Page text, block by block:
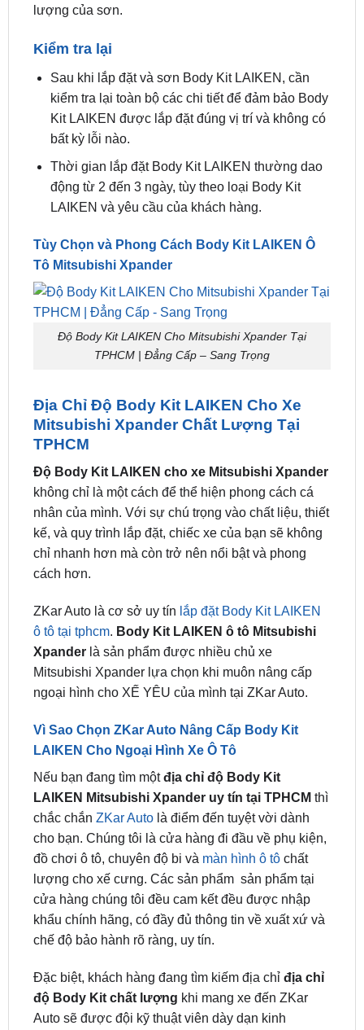
lượng của sơn.
Kiểm tra lại
Sau khi lắp đặt và sơn Body Kit LAIKEN, cần
kiểm tra lại toàn bộ các chi tiết để đảm bảo Body
Kit LAIKEN được lắp đặt đúng vị trí và không có
bất kỳ lỗi nào.
Thời gian lắp đặt Body Kit LAIKEN thường dao
động từ 2 đến 3 ngày, tùy theo loại Body Kit
LAIKEN và yêu cầu của khách hàng.
Tùy Chọn và Phong Cách Body Kit LAIKEN Ô
Tô Mitsubishi Xpander
Độ Body Kit LAIKEN Cho Mitsubishi Xpander Tại
TPHCM | Đẳng Cấp – Sang Trọng
Địa Chỉ Độ Body Kit LAIKEN Cho Xe
Mitsubishi Xpander Chất Lượng Tại
TPHCM
Độ Body Kit LAIKEN cho xe Mitsubishi Xpander
không chỉ là một cách để thể hiện phong cách cá
nhân của mình. Với sự chú trọng vào chất liệu, thiết
kế, và quy trình lắp đặt, chiếc xe của bạn sẽ không
chỉ nhanh hơn mà còn trở nên nổi bật và phong
cách hơn.
ZKar Auto là cơ sở uy tín lắp đặt Body Kit LAIKEN
ô tô tại tphcm. Body Kit LAIKEN ô tô Mitsubishi
Xpanderlà sản phẩm được nhiều chủ xe
Mitsubishi Xpander lựa chọn khi muôn nâng cấp
ngoại hình cho XẾ YÊU của mình tại ZKar Auto.
Vì Sao Chọn ZKar Auto Nâng Cấp Body Kit
LAIKEN Cho Ngoại Hình Xe Ô Tô
Nếu bạn đang tìm mộtđịa chỉ độ Body Kit
LAIKEN Mitsubishi Xpander uy tín tại TPHCM thì
chắc chắn ZKar Autolà điểm đến tuyệt vời dành
cho bạn. Chúng tôi là cửa hàng đi đầu về phụ kiện,
đồ chơi ô tô, chuyên độ bi và màn hình ô tôchất
lượng cho xế cưng. Các sản phẩm sản phẩm tại
cửa hàng chúng tôi đều cam kết đều được nhập
khẩu chính hãng, có đầy đủ thông tin về xuất xứ và
chế độ bảo hành rõ ràng, uy tín.
Đặc biệt, khách hàng đang tìm kiếm địa chỉ địa chỉ
độ Body Kit chất lượng khi mang xe đến ZKar
Auto sẽ được đội kỹ thuật viên dày dạn kinh